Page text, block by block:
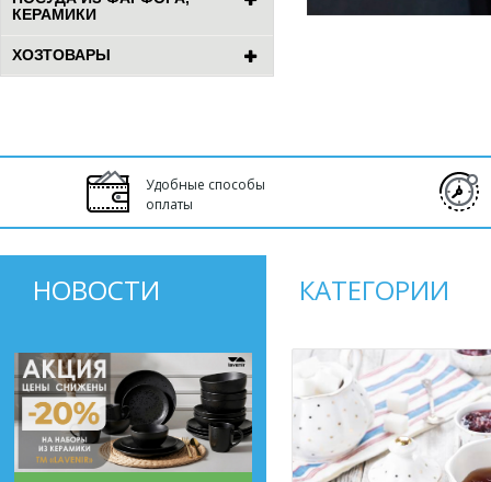
КЕРАМИКИ
ХОЗТОВАРЫ
Удобные способы
оплаты
НОВОСТИ КАТЕГОРИИ